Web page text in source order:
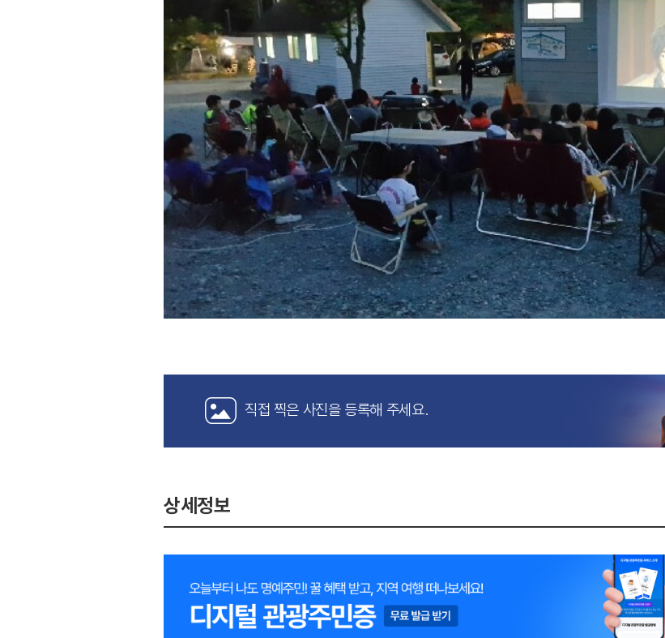
직접 찍은 사진을 등록해 주세요.
상세정보